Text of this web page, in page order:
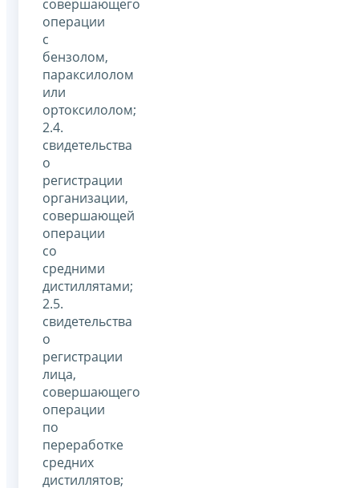
совершающего
операции
с
бензолом,
параксилолом
или
ортоксилолом;
2.4.
свидетельства
о
регистрации
организации,
совершающей
операции
со
средними
дистиллятами;
2.5.
свидетельства
о
регистрации
лица,
совершающего
операции
по
переработке
средних
дистиллятов;